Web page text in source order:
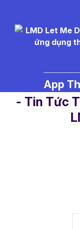
App
- Tin Tức